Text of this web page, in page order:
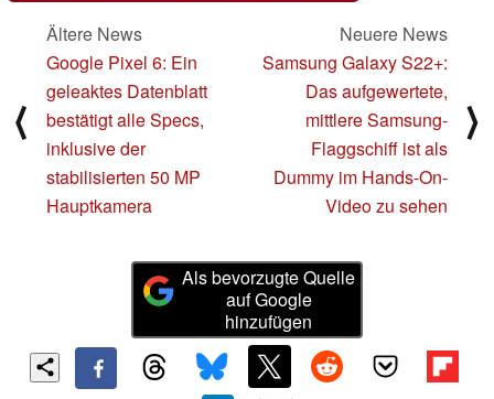
⟨
Ältere News
Google Pixel 6: Ein
geleaktes Datenblatt
bestätigt alle Specs,
inklusive der
stabilisierten 50 MP
Hauptkamera
Neuere News
Samsung Galaxy S22+:
Das aufgewertete,
mittlere Samsung-
Flaggschiff ist als
Dummy im Hands-On-
Video zu sehen
⟩
Als bevorzugte Quelle
auf Google
hinzufügen